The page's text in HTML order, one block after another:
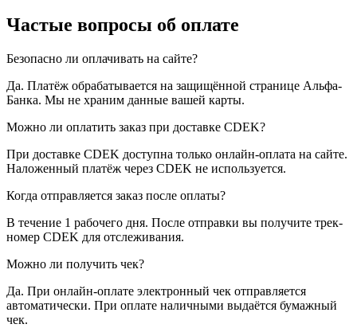
Частые вопросы об оплате
Безопасно ли оплачивать на сайте?
Да. Платёж обрабатывается на защищённой странице Альфа-
Банка. Мы не храним данные вашей карты.
Можно ли оплатить заказ при доставке CDEK?
При доставке CDEK доступна только онлайн-оплата на сайте.
Наложенный платёж через CDEK не используется.
Когда отправляется заказ после оплаты?
В течение 1 рабочего дня. После отправки вы получите трек-
номер CDEK для отслеживания.
Можно ли получить чек?
Да. При онлайн-оплате электронный чек отправляется
автоматически. При оплате наличными выдаётся бумажный
чек.